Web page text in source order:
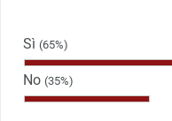
Sì (65%)
No (35%)